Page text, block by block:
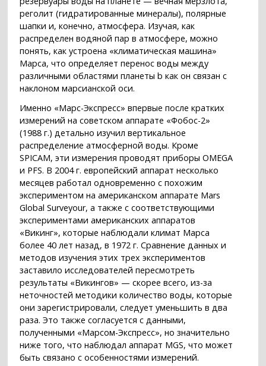
реголит (гидратированные минералы), полярные
шапки и, конечно, атмосфера. Изучая, как
распределен водяной пар в атмосфере, можно
понять, как устроена «климатическая машина»
Марса, что определяет перенос воды между
различными областями планеты b как он связан с
наклоном марсианской оси.
Именно «Марс-Экспресс» впервые после кратких
измерений на советском аппарате «Фобос-2»
(1988 г.) детально изучил вертикальное
распределение атмосферной воды. Кроме
SPICAM, эти измерения проводят приборы OMEGA
и PFS. В 2004 г. европейский аппарат несколько
месяцев работал одновременно с похожим
экспериментом на американском аппарате Mars
Global Surveyour, а также с соответствующими
экспериментами американских аппаратов
«Викинг», которые наблюдали климат Марса
более 40 лет назад, в 1972 г. Сравнение данных и
методов изучения этих трех экспериментов
заставило исследователей пересмотреть
результаты «Викингов» — скорее всего, из-за
неточностей методики количество воды, которые
они зарегистрировали, следует уменьшить в два
раза. Это также согласуется с данными,
полученными «Марсом-Экспресс», но значительно
ниже того, что наблюдал аппарат MGS, что может
быть связано с особенностями измерений.